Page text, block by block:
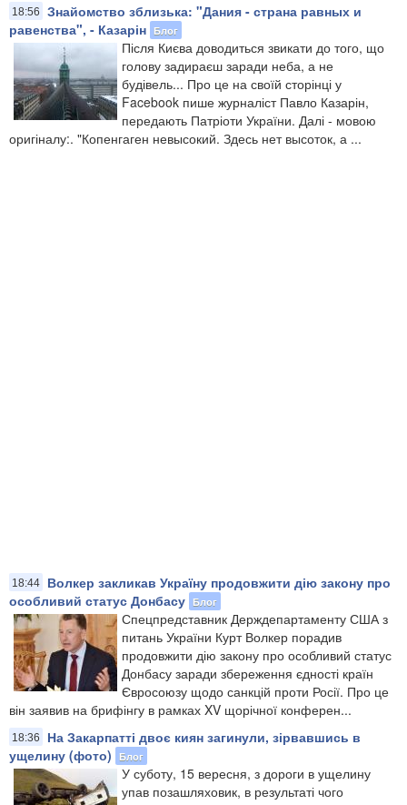
18:56
Знайомство зблизька: "Дания - страна равных и
равенства", - Казарін Блог
Після Києва доводиться звикати до того, що
голову задираєш заради неба, а не
будівель... Про це на своїй сторінці у
Facebook пише журналіст Павло Казарін,
передають Патріоти України. Далі - мовою
оригіналу:. "Копенгаген невысокий. Здесь нет высоток, а ...
18:44
Волкер закликав Україну продовжити дію закону про
особливий статус Донбасу Блог
Спецпредставник Держдепартаменту США з
питань України Курт Волкер порадив
продовжити дію закону про особливий статус
Донбасу заради збереження єдності країн
Євросоюзу щодо санкцій проти Росії. Про це
він заявив на брифінгу в рамках XV щорічної конферен...
18:36
На Закарпатті двоє киян загинули, зірвавшись в
ущелину (фото)
Блог
У суботу, 15 вересня, з дороги в ущелину
упав позашляховик, в результаті чого